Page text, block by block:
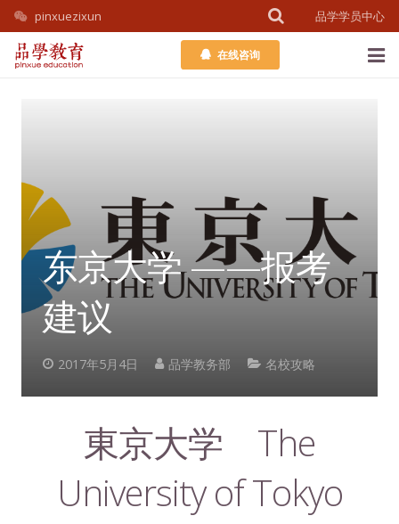
pinxuezixun 品学学员中心
在线咨询
教务团队
考学百科
公开课
学员中心
关于我们
东京大学 ——报考
建议
2017年5月4日 品学教务部 名校攻略
東京大学 The
University of Tokyo